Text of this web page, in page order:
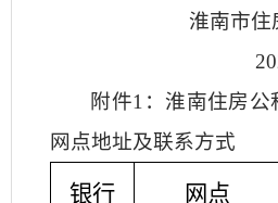
淮南市住
附件1：淮南住房公
网点地址及联系方式
银行 网点